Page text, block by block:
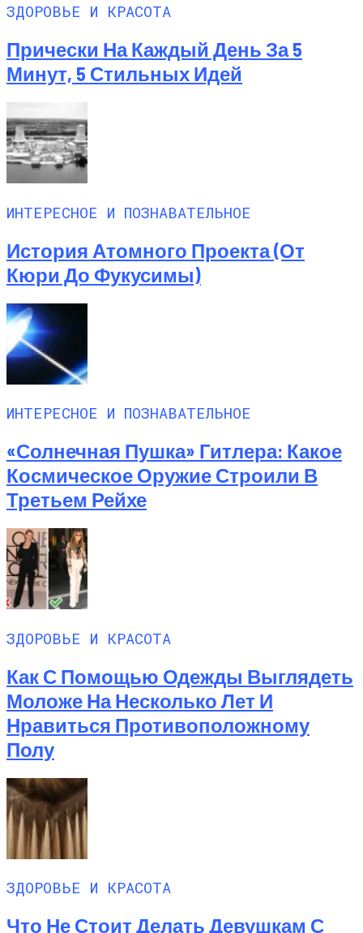
ЗДОРОВЬЕ И КРАСОТА
Прически На Каждый День За 5
Минут, 5 Стильных Идей
ИНТЕРЕСНОЕ И ПОЗНАВАТЕЛЬНОЕ
История Атомного Проекта (от
Кюри До Фукусимы)
ИНТЕРЕСНОЕ И ПОЗНАВАТЕЛЬНОЕ
«Солнечная Пушка» Гитлера: Какое
Космическое Оружие Строили В
Третьем Рейхе
ЗДОРОВЬЕ И КРАСОТА
Как С Помощью Одежды Выглядеть
Моложе На Несколько Лет И
Нравиться Противоположному
Полу
ЗДОРОВЬЕ И КРАСОТА
Что Не Стоит Делать Девушкам С